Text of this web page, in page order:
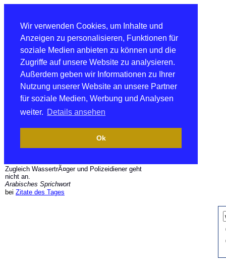
Wir verwenden Cookies, um Inhalte und
Anzeigen zu personalisieren, Funktionen für
soziale Medien anbieten zu können und die
Zugriffe auf unsere Website zu analysieren.
Außerdem geben wir Informationen zu Ihrer
Nutzung unserer Website an unsere Partner
für soziale Medien, Werbung und Analysen
weiter. Details ansehen
Ok
Zugleich WassertrÃ¤ger und Polizeidiener geht
nicht an.
Arabisches Sprichwort
bei Zitate des Tages